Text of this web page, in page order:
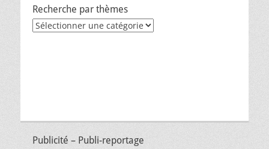
Recherche par thèmes
Recherche
Publicité – Publi-reportage